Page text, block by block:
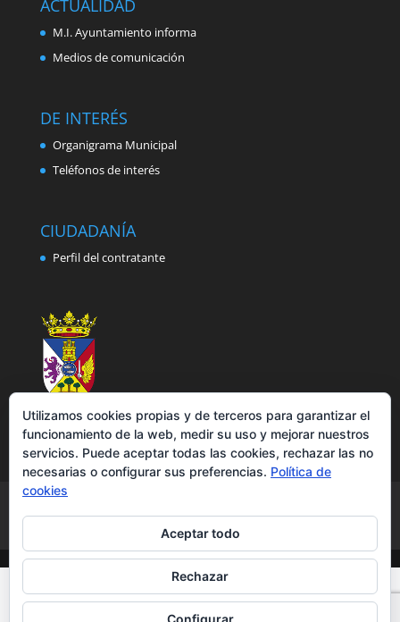
ACTUALIDAD
M.I. Ayuntamiento informa
Medios de comunicación
DE INTERÉS
Organigrama Municipal
Teléfonos de interés
CIUDADANÍA
Perfil del contratante
Política de cookies
Accesibilidad
Utilizamos cookies propias y de terceros para garantizar el
funcionamiento de la web, medir su uso y mejorar nuestros
servicios. Puede aceptar todas las cookies, rechazar las no
necesarias o configurar sus preferencias. Política de
cookies
Aceptar todo
Rechazar
Configurar